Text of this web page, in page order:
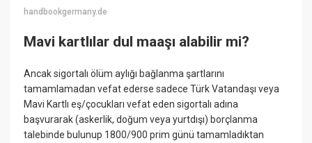
handbookgermany.de
Mavi kartlılar dul maaşı alabilir mi?
Ancak sigortalı ölüm aylığı bağlanma şartlarını
tamamlamadan vefat ederse sadece Türk Vatandaşı veya
Mavi Kartlı eş/çocukları vefat eden sigortalı adına
başvurarak (askerlik, doğum veya yurtdışı) borçlanma
talebinde bulunup 1800/900 prim günü tamamladıktan